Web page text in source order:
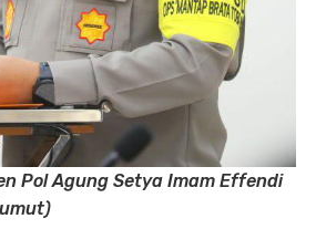
Pol Agung Setya Imam Effendi